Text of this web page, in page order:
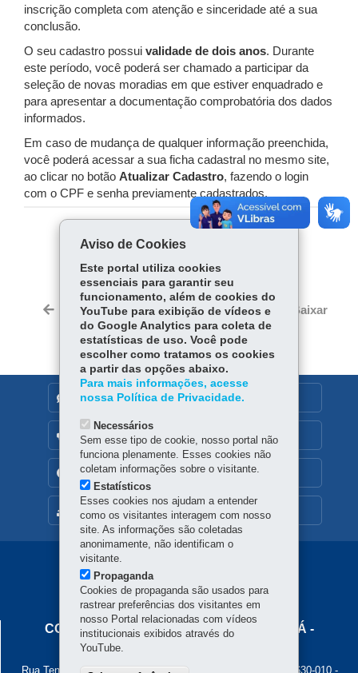
inscrição completa com atenção e sinceridade até a sua
conclusão.
O seu cadastro possui validade de dois anos. Durante
este período, você poderá ser chamado a participar da
seleção de novas moradias em que estiver enquadrado e
para apresentar a documentação comprobatória dos dados
informados.
Em caso de mudança de qualquer informação preenchida,
você poderá acessar a sua ficha cadastral no mesmo site,
ao clicar no botão Atualizar Cadastro, fazendo o login
com o CPF e senha previamente cadastrados.
COMPARTILHE:
Fa
ce
bo
ok
ha
ts
Ap
p
Voltar Início Imprimir Baixar
MAPA DO SITE
DENUNCIE CORRUPÇÃO
OUVIDORIA
TRANSPARÊNCIA INSTITUCIONAL
Navegação
Principal
Cohapar
COMPANHIA DE HABITAÇÃO DO PARANÁ -
Rua Tenente Francisco Ferreira de Souza, 766 - Hauer 81630-010-
Aviso de Cookies
Este portal utiliza cookies
essenciais para garantir seu
funcionamento, além de cookies do
YouTube para exibição de vídeos e
do Google Analytics para coleta de
estatísticas de uso. Você pode
escolher como tratamos os cookies
a partir das opções abaixo.
Para mais informações, acesse
nossa Política de Privacidade.
Necessários
Sem esse tipo de cookie, nosso portal não
funciona plenamente. Esses cookies não
coletam informações sobre o visitante.
Estatísticos
Esses cookies nos ajudam a entender
como os visitantes interagem com nosso
site. As informações são coletadas
anonimamente, não identificam o
visitante.
Propaganda
Cookies de propaganda são usados para
rastrear preferências dos visitantes em
nosso Portal relacionadas com vídeos
institucionais exibidos através do
YouTube.